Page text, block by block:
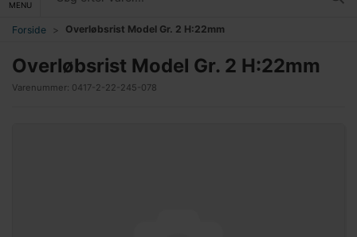
MENU
Forside Overløbsrist Model Gr. 2 H:22mm
Overløbsrist Model Gr. 2 H:22mm
Varenummer: 0417-2-22-245-078